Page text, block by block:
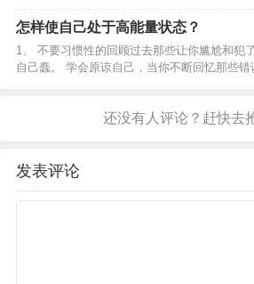
人我可知道他说的太对了，这种人学土木毕业
非洲看大鳄鱼呲牙。 工资不低还能脱离家庭，
怎样使自己处于高能量状态？
1、 不要习惯性的回顾过去那些让你尴尬和犯
自己蠢。 学会原谅自己，当你不断回忆那些
发表评论